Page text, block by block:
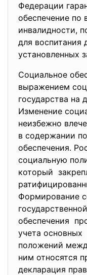
Федерации
обеспечение по
инвалидности,
для воспитания
установленных
Социальное
выражением
государства на
Изменение
неизбежно
в содержании
обеспечения.
социальную
который
Формирование
обеспечения
учета основных
положений
ним относятся
декларация